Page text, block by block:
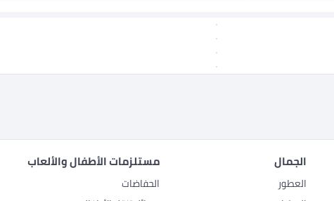
الجمال
العطور
مستلزمات الأطفال والألعاب
الحفاضات